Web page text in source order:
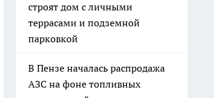
строят дом с личными
террасами и подземной
парковкой
В Пензе началась распродажа
АЗС на фоне топливных